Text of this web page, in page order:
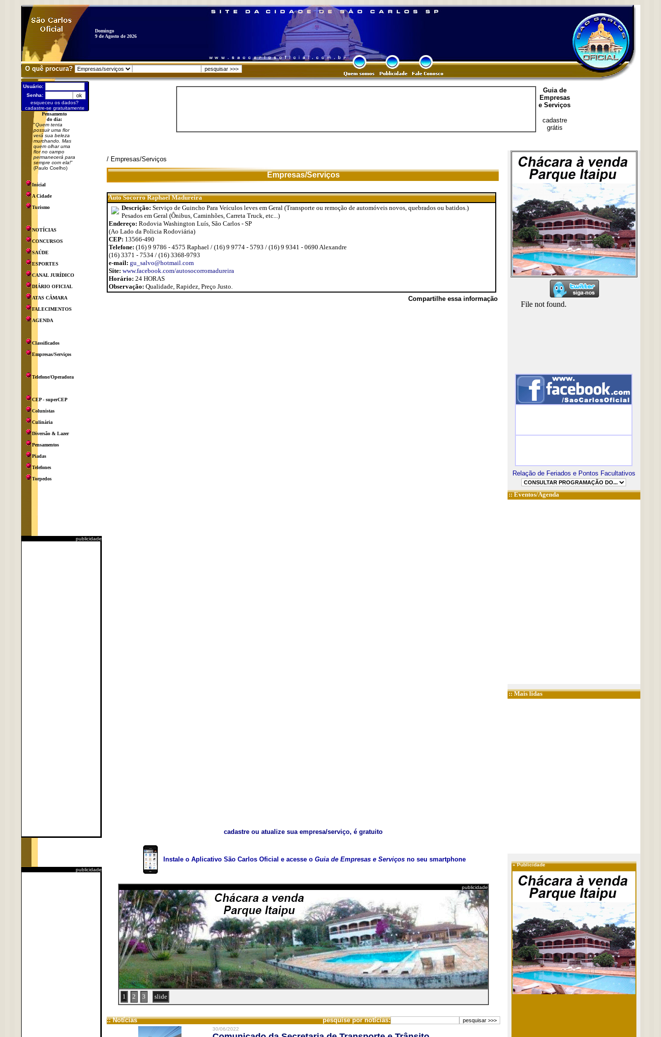
Domingo
9 de Agosto de 2026
O quê procura?
Usuário:
Senha:
esqueceu os dados?
cadastre-se gratuitamente
Pensamento
do dia:
"Quem tenta
possuir uma flor
verá sua beleza
murchando. Mas
quem olhar uma
flor no campo
permanecerá para
sempre com ela!"
(Paulo Coelho)
Inicial
A Cidade
Turismo
NOTÍCIAS
CONCURSOS
SAÚDE
ESPORTES
CANAL JURÍDICO
DIÁRIO OFICIAL
ATAS CÂMARA
FALECIMENTOS
AGENDA
Classificados
Empresas/Serviços
Telefone/Operadora
CEP - superCEP
Colunistas
Culinária
Diversão & Lazer
Pensamentos
Piadas
Telefones
Torpedos
publicidade
publicidade
Guia de
Empresas
e Serviços
cadastre
grátis
/ Empresas/Serviços
Empresas/Serviços
Auto Socorro Raphael Madureira
Descrição: Serviço de Guincho Para Veículos leves em Geral (Transporte ou remoção de automóveis novos, quebrados ou batidos.)
Pesados em Geral (Ônibus, Caminhões, Carreta Truck, etc...)
Endereço: Rodovia Washington Luís, São Carlos - SP
(Ao Lado da Policia Rodoviária)
CEP: 13566-490
Telefone: (16) 9 9786 - 4575 Raphael / (16) 9 9774 - 5793 / (16) 9 9341 - 0690 Alexandre
(16) 3371 - 7534 / (16) 3368-9793
e-mail: gu_salvo@hotmail.com
Site: www.facebook.com/autosocorromadureira
Horário: 24 HORAS
Observação: Qualidade, Rapidez, Preço Justo.
Compartilhe essa informação
cadastre ou atualize sua empresa/serviço, é gratuito
Instale o Aplicativo São Carlos Oficial e acesse o Guia de Empresas e Serviços no seu smartphone
publicidade
1 2 3 slide
:: Notícias pesquise por notícias:
30/06/2022
Relação de Feriados e Pontos Facultativos
::Eventos/Agenda
:: Mais lidas
»Publicidade